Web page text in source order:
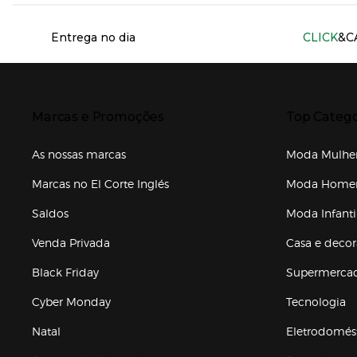
Entrega no dia CLICK
As nossas marcas
Marcas no El Corte Inglés
Saldos
Venda Privada
Black Friday
Cyber Monday
Natal
Moda
Moda
Moda
Casa e
Tecnologia